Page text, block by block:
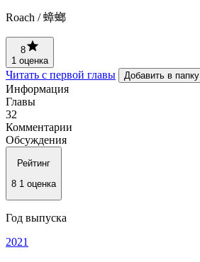
Roach / 蟑螂
8
1 оценка
Читать с первой главы Добавить в папку
Информация
Главы
32
Комментарии
Обсуждения
Рейтинг
8 1 оценка
Год выпуска
2021